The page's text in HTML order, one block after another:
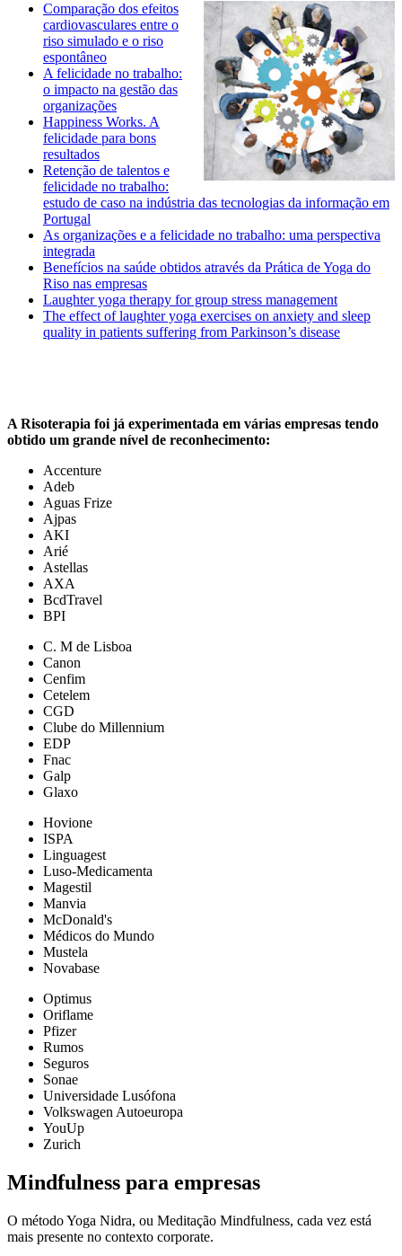
Comparação dos efeitos
cardiovasculares entre o
riso simulado e o riso
espontâneo
A felicidade no trabalho:
o impacto na gestão das
organizações
Happiness Works. A
felicidade para bons
resultados
Retenção de talentos e
felicidade no trabalho:
estudo de caso na indústria das tecnologias da informação em
Portugal
As organizações e a felicidade no trabalho: uma perspectiva
integrada
Benefícios na saúde obtidos através da Prática de Yoga do
Riso nas empresas
Laughter yoga therapy for group stress management
The effect of laughter yoga exercises on anxiety and sleep
quality in patients suffering from Parkinson’s disease
A Risoterapia foi já experimentada em várias empresas tendo
obtido um grande nível de reconhecimento:
Accenture
Adeb
Aguas Frize
Ajpas
AKI
Arié
Astellas
AXA
BcdTravel
BPI
C. M de Lisboa
Canon
Cenfim
Cetelem
CGD
Clube do Millennium
EDP
Fnac
Galp
Glaxo
Hovione
ISPA
Linguagest
Luso-Medicamenta
Magestil
Manvia
McDonald's
Médicos do Mundo
Mustela
Novabase
Optimus
Oriflame
Pfizer
Rumos
Seguros
Sonae
Universidade Lusófona
Volkswagen Autoeuropa
YouUp
Zurich
Mindfulness para empresas
O método Yoga Nidra, ou Meditação Mindfulness, cada vez está
mais presente no contexto corporate.